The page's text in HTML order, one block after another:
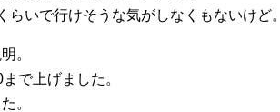
らいで行けそうな気がしなくもないけど。
。
で上げました。
。